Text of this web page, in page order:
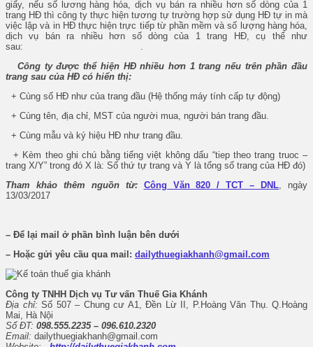
giấy, nếu số lương hàng hóa, dịch vụ bán ra nhiều hơn số dòng của 1
trang HĐ thì công ty thực hiện tương tự trường hợp sử dụng HĐ tự in mà
việc lập và in HĐ thực hiện trực tiếp từ phần mềm và số lượng hàng hóa,
dịch vụ bán ra nhiều hơn số dòng của 1 trang HĐ, cụ thể như
sau: .
Công ty được thể hiện HĐ nhiều hơn 1 trang nếu trên phần đầu
trang sau của HĐ có hiển thị:
+ Cùng số HĐ như của trang đầu (Hệ thống máy tính cấp tự động)
+ Cùng tên, địa chỉ, MST của người mua, người bán trang đầu.
+ Cùng mẫu và ký hiệu HĐ như trang đầu.
+ Kèm theo ghi chú bằng tiếng việt không dấu “tiep theo trang truoc –
trang X/Y” trong đó X là: Số thứ tự trang và Y là tổng số trang của HĐ đó)
Tham khảo thêm nguồn từ:
Công Văn 820 / TCT – DNL, ngày
13/03/2017
– Để lại mail ở phần bình luận bên dưới
– Hoặc gửi yêu cầu qua mail: dailythuegiakhanh@gmail.com
Công ty TNHH Dịch vụ Tư vấn Thuế Gia Khánh
Địa chỉ: Số 507 – Chung cư A1, Đền Lừ II, P.Hoàng Văn Thụ. Q.Hoàng
Mai, Hà Nội
Số ĐT: 098.555.2235 – 096.610.2320
Email: dailythuegiakhanh@gmail.com